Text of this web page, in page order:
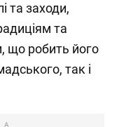
та заходи,
та
що робить його
так і